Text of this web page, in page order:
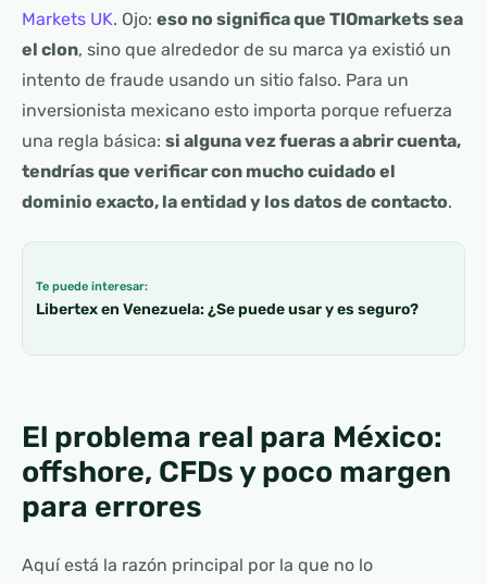
Markets UK. Ojo: eso no significa que TIOmarkets sea
el clon, sino que alrededor de su marca ya existió un
intento de fraude usando un sitio falso. Para un
inversionista mexicano esto importa porque refuerza
una regla básica: si alguna vez fueras a abrir cuenta,
tendrías que verificar con mucho cuidado el
dominio exacto, la entidad y los datos de contacto.
Te puede interesar:
Libertex en Venezuela: ¿Se puede usar y es seguro?
El problema real para México:
offshore, CFDs y poco margen
para errores
Aquí está la razón principal por la que no lo